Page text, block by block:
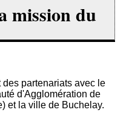
mission du
partenariats avec le
d'Agglomération de
et la ville de Buchelay.